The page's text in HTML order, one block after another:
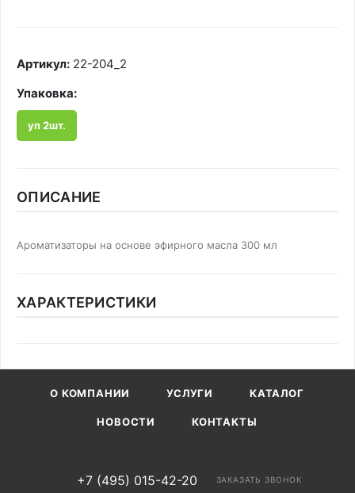
Артикул: 22-204_2
Упаковка:
уп 2шт.
ОПИСАНИЕ
Ароматизаторы на основе эфирного масла 300 мл
ХАРАКТЕРИСТИКИ
О КОМПАНИИ УСЛУГИ КАТАЛОГ
НОВОСТИ КОНТАКТЫ
+7 (495) 015-42-20 ЗАКАЗАТЬ ЗВОНОК